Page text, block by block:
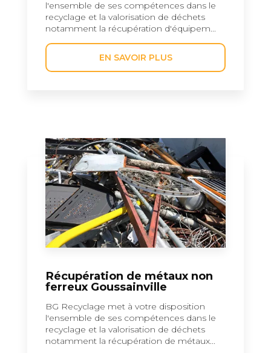
l'ensemble de ses compétences dans le
recyclage et la valorisation de déchets
notamment la récupération d'équipem...
EN SAVOIR PLUS
Récupération de métaux non
ferreux Goussainville
BG Recyclage met à votre disposition
l'ensemble de ses compétences dans le
recyclage et la valorisation de déchets
notamment la récupération de métaux...